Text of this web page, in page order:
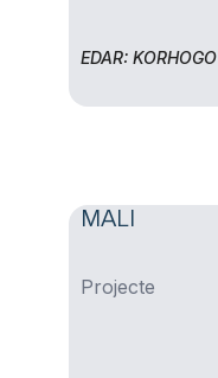
EDAR: KORHOGO
MALI
Projecte